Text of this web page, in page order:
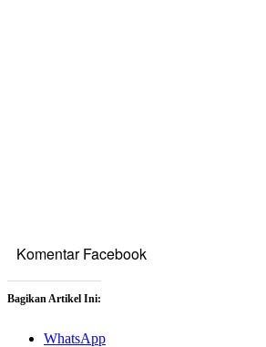
Komentar Facebook
Bagikan Artikel Ini:
WhatsApp